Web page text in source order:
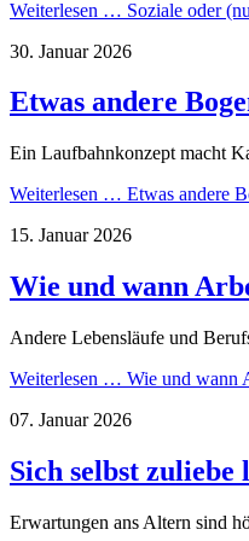
Weiterlesen … Soziale oder
30. Januar 2026
Etwas andere
Ein Laufbahnkonzept macht
Weiterlesen … Etwas andere
15. Januar 2026
Wie und wann
Andere Lebensläufe und
Weiterlesen … Wie und wann
07. Januar 2026
Sich selbst
Erwartungen ans Altern sind